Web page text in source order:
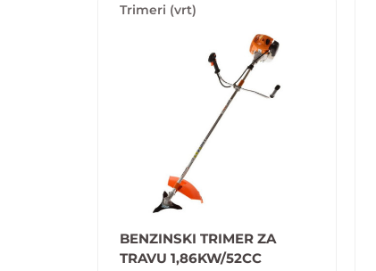
Trimeri (vrt)
BENZINSKI TRIMER ZA
TRAVU 1,86KW/52CC